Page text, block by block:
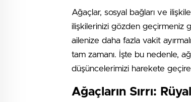
Ağaçlar, sosyal bağları ve
ilişkilerinizi gözden geçirmeniz
ailenize daha fazla vakit
tam zamanı. İşte bu nedenle,
düşüncelerimizi harekete
Ağaçların Sırrı: